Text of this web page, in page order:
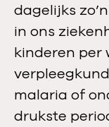
dagelijks
in ons
kinderen per
malaria of
drukste